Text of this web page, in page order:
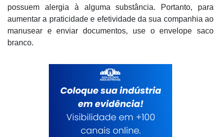
possuem alergia à alguma substância. Portanto, para
aumentar a praticidade e efetividade da sua companhia ao
manusear e enviar documentos, use o envelope saco
branco.